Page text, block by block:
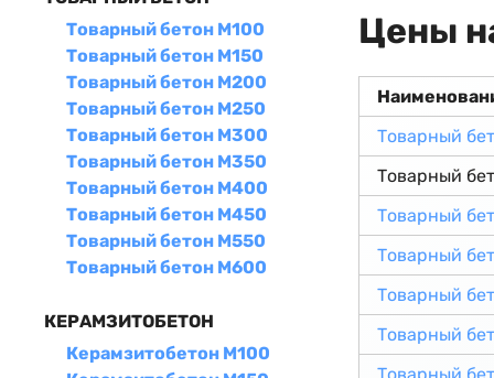
Товарный бетон М100
Товарный бетон М150
Товарный бетон М200
Товарный бетон М250
Товарный бетон М300
Товарный бетон М350
Товарный бетон М400
Товарный бетон М450
Товарный бетон М550
Товарный бетон М600
КЕРАМЗИТОБЕТОН
Керамзитобетон М100
Цены
Товарный
Товарный
Товарный
Товарный
Товарный
Товарный